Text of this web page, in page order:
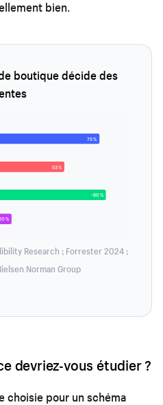
bien.
boutique décide des
75 %
53 %
~80 %
%
Research ; Forrester 2024 ;
Norman Group
devriez-vous étudier ?
choisie pour un schéma